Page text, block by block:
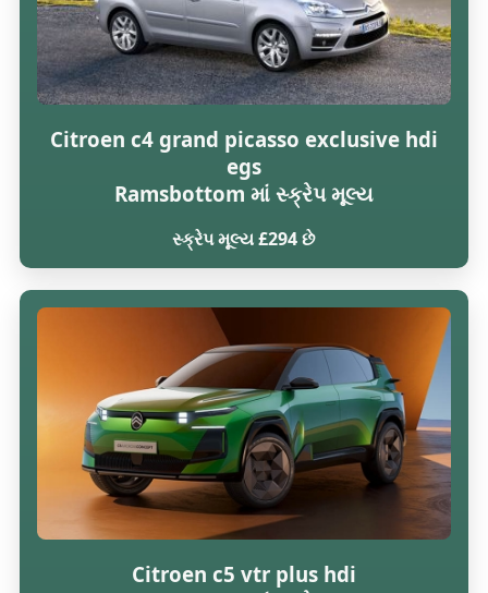
Citroen c4 grand picasso exclusive hdi
egs
Ramsbottom માં સ્ક્રેપ મૂલ્ય
સ્ક્રેપ મૂલ્ય £294 છે
Citroen c5 vtr plus hdi